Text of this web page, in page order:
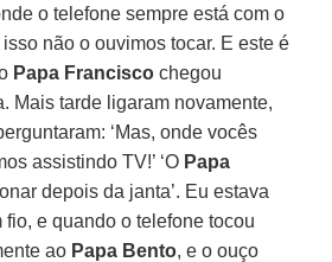
o telefone sempre está com o
não o ouvimos tocar. E este é
Papa Francisco chegou
Mais tarde ligaram novamente,
‘Mas, onde vocês
assistindo TV!’ ‘O Papa
depois da janta’. Eu estava
fio, e quando o telefone tocou
ao Papa Bento, e o ouço